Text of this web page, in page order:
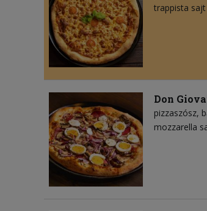
trappista sajt
Don
pizzaszósz
mozzarella